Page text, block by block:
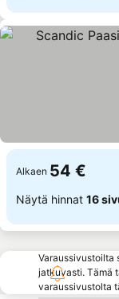
Alkaen 54 €
Näytä hinnat 16
Varaussivustoilta
jatkuvasti. Tämä
varaussivustolta